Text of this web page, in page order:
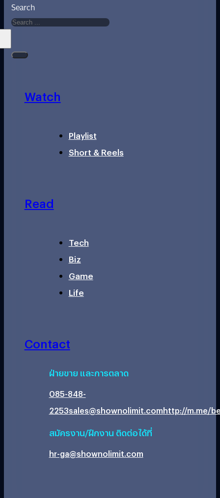
Search
Watch
Playlist
Short & Reels
Read
Tech
Biz
Game
Life
Contact
ฝ่ายขาย และการตลาด
085-848-
2253sales@shownolimit.comhttp://m.me/
สมัครงาน/ฝึกงาน ติดต่อได้ที่
hr-ga@shownolimit.com